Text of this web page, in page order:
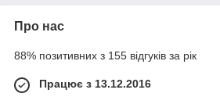
Про нас
88% позитивних з 155 відгуків за рік
Працює з 13.12.2016